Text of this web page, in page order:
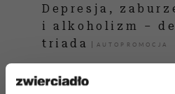
Depresja,
i alkoholizm –
triada